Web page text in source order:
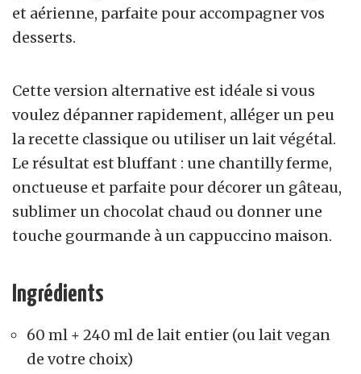
et aérienne, parfaite pour accompagner vos
desserts.
Cette version alternative est idéale si vous
voulez dépanner rapidement, alléger un peu
la recette classique ou utiliser un lait végétal.
Le résultat est bluffant : une chantilly ferme,
onctueuse et parfaite pour décorer un gâteau,
sublimer un chocolat chaud ou donner une
touche gourmande à un cappuccino maison.
Ingrédients
60 ml + 240 ml de lait entier (ou lait vegan
de votre choix)